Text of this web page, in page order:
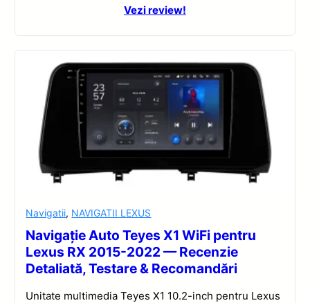
Vezi review!
Navigatii, NAVIGATII LEXUS
Navigație Auto Teyes X1 WiFi pentru
Lexus RX 2015-2022 — Recenzie
Detaliată, Testare & Recomandări
Unitate multimedia Teyes X1 10.2-inch pentru Lexus